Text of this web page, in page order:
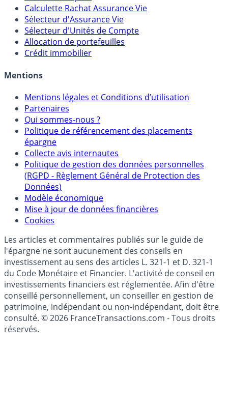
Calculateur d'intérêts
Calculette Impôts
Calculette Rachat Assurance Vie
Sélecteur d'Assurance Vie
Sélecteur d'Unités de Compte
Crédit immobilier
Mentions
Mentions légales et Conditions d’utilisation
Partenaires
Qui sommes-nous ?
Politique de référencement des placements
épargne
Collecte avis internautes
Politique de gestion des données personnelles
(RGPD - Règlement Général de Protection des
Données)
Modèle économique
Cookies
Les articles et commentaires publiés sur le guide de
l'épargne ne sont aucunement des conseils en
investissement au sens des articles L. 321-1 et D. 321-1
du Code Monétaire et Financier. L'activité de conseil en
investissements financiers est réglementée. Afin d'être
conseillé personnellement, un conseiller en gestion de
patrimoine, indépendant ou non-indépendant, doit être